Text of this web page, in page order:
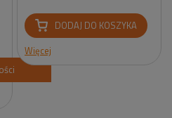
DODAJ DO KOSZYKA
Więcej